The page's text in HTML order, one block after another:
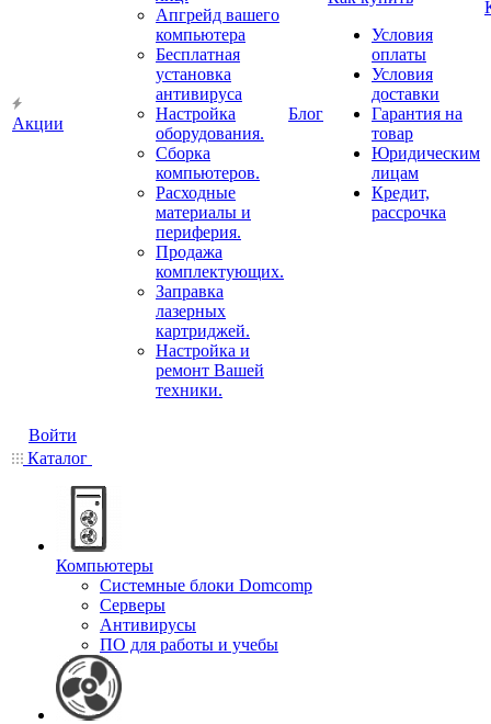
Акции
Апгрейд вашего
компьютера
Бесплатная
установка
антивируса
Настройка
оборудования.
Сборка
компьютеров.
Расходные
материалы и
периферия.
Продажа
комплектующих.
Заправка
лазерных
картриджей.
Настройка и
ремонт Вашей
техники.
Блог
Условия
оплаты
Условия
доставки
Гарантия на
товар
Юридическим
лицам
Кредит,
рассрочка
Войти
Каталог
Компьютеры
Системные блоки Domcomp
Серверы
Антивирусы
ПО для работы и учебы